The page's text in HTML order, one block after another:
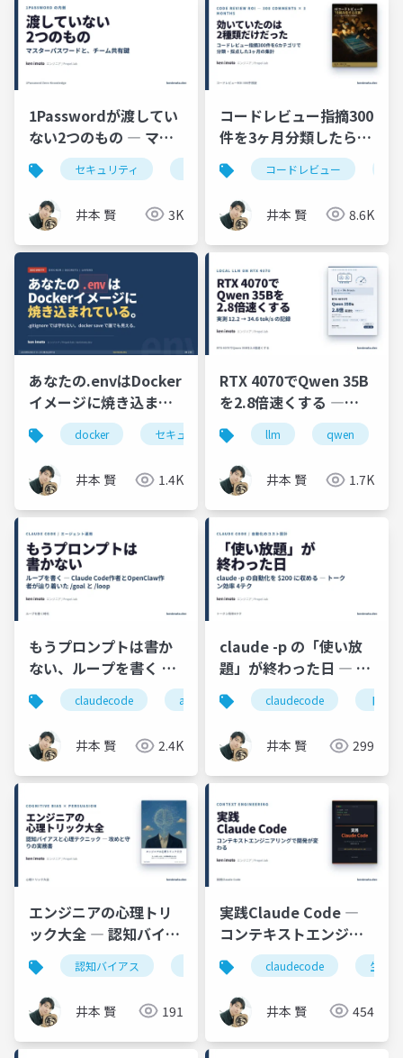
1Passwordが渡してい
ない2つのもの ― マス
ターパスワードと、チ
ーム共有鍵
セキュリティ 1password 暗号 認証
井本 賢 3K
コードレビュー指摘300
件を3ヶ月分類したら効
いていたのは2種類だけ
だった ─ Bug/Spec死
守・残り4種類はPRか
ら外す
コードレビュー
井本 賢 8.6K
あなたの.envはDocker
イメージに焼き込ま
れ、誰でも抜き出せる
― Dockerセキュリティ
12枚
docker セキュリティ devsecops buildkit
井本 賢 1.4K
RTX 4070でQwen 35B
を2.8倍速くする ―
Ollamaの12.2 tok/sを
34.6 tok/sに引き上げ
た実測ノート
llm qwen
井本 賢 1.7K
もうプロンプトは書か
ない、ループを書く ―
Claude Code作者と
OpenClaw作者が辿り
着いた /goal と /loop
claudecode aiエージェント 生成ai
井本 賢 2.4K
claude -p の「使い放
題」が終わった日 ― 自
動化を$200に収めるト
ークン効率4テク
claudecode トー
井本 賢 299
エンジニアの心理トリ
ック大全 ― 認知バイア
スと心理テクニック
（入門）
認知バイアス エンジニア チー
井本 賢 191
実践Claude Code ―
コンテキストエンジニ
アリングで開発が変わ
る（入門）
claudecode 生成ai
井本 賢 454